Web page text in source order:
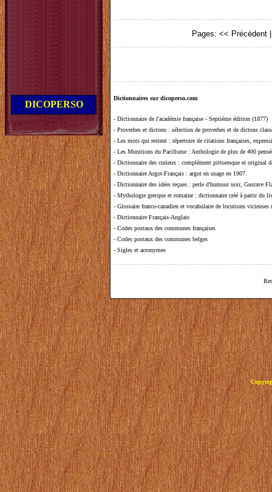
DICOPERSO
Pages: << Précédent
Dictionnaires sur dicoperso.com
- Dictionnaire de l'académie française - Septième édition (1877)
- Proverbes et dictons : sélection de proverbes et de dictons
- Les mots qui restent : répertoire de citations françaises,
- Les Munitions du Pacifisme : Anthologie de plus de 400
- Dictionnaire des curieux : complément pittoresque et original
- Dictionnaire Argot-Français : argot en usage en 1907.
- Dictionnaire des idées reçues : perle d'humour noir, Gustave
- Mythologie grecque et romaine : dictionnaire créé à partir du
- Glossaire franco-canadien et vocabulaire de locutions vicieuses
- Dictionnaire Français-Anglais
- Codes postaux des communes françaises
- Codes postaux des communes belges
- Sigles et acronymes